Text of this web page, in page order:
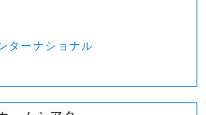
ターナショナル
ジュさん